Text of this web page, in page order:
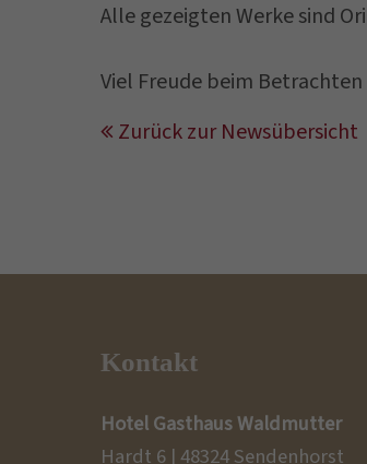
Alle gezeigten Werke sind
Viel Freude beim Betrachten
Zurück zur Newsübersicht
Kontakt
Hotel Gasthaus Waldmutter
Hardt 6 | 48324 Sendenhorst